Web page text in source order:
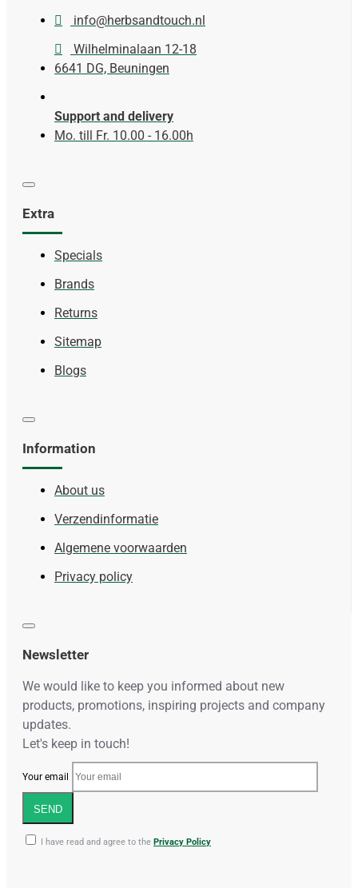
info@herbsandtouch.nl
Wilhelminalaan 12-18
6641 DG, Beuningen
Support and delivery
Mo. till Fr. 10.00 - 16.00h
Extra
Specials
Brands
Returns
Sitemap
Blogs
Information
About us
Verzendinformatie
Algemene voorwaarden
Privacy policy
Newsletter
We would like to keep you informed about new
products, promotions, inspiring projects and company
updates.
Let's keep in touch!
Your email
SEND
I have read and agree to the Privacy Policy